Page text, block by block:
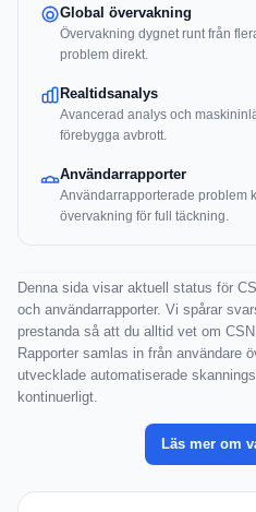
Global övervakning
Övervakning dygnet runt från
problem direkt.
Realtidsanalys
Avancerad analys och
förebygga avbrott.
Användarrapporter
Användarrapporterade problem
övervakning för full täckning.
Denna sida visar aktuell status för
och användarrapporter. Vi spårar
prestanda så att du alltid vet om
Rapporter samlas in från användare
utvecklade automatiserade
kontinuerligt.
Läs mer om